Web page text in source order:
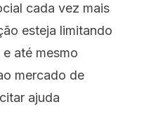
cada vez mais
esteja limitando
até mesmo
mercado de
ajuda